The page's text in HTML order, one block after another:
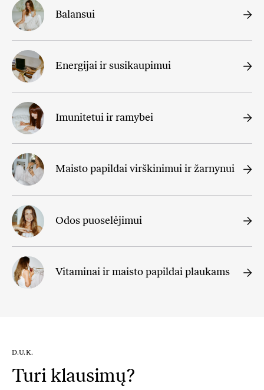
Balansui
Energijai ir susikaupimui
Imunitetui ir ramybei
Maisto papildai virškinimui ir žarnynui
Odos puoselėjimui
Vitaminai ir maisto papildai plaukams
D.U.K.
Turi klausimų?